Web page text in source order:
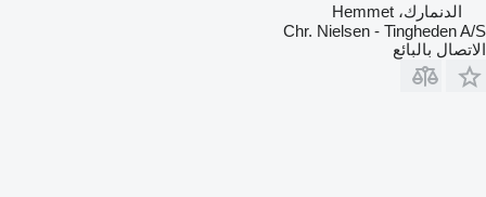
الدنمارك، Hemmet
Chr. Nielsen - Tingheden A/S
الاتصال بالبائع